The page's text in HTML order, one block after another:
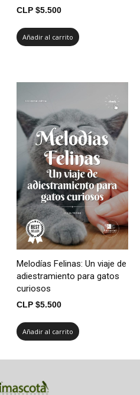
CLP $5.500
Añadir al carrito
Melodías Felinas: Un viaje de
adiestramiento para gatos
curiosos
CLP $5.500
Añadir al carrito